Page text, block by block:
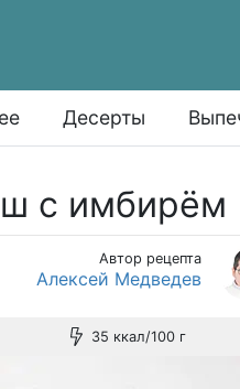
Десерты
с имбирём
Автор рецепта
Алексей Медведев
35 ккал/100 г